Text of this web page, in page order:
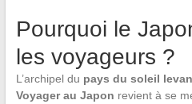
Pourquoi le
les voyageurs ?
L’archipel du pays du soleil
Voyager au Japon revient à se